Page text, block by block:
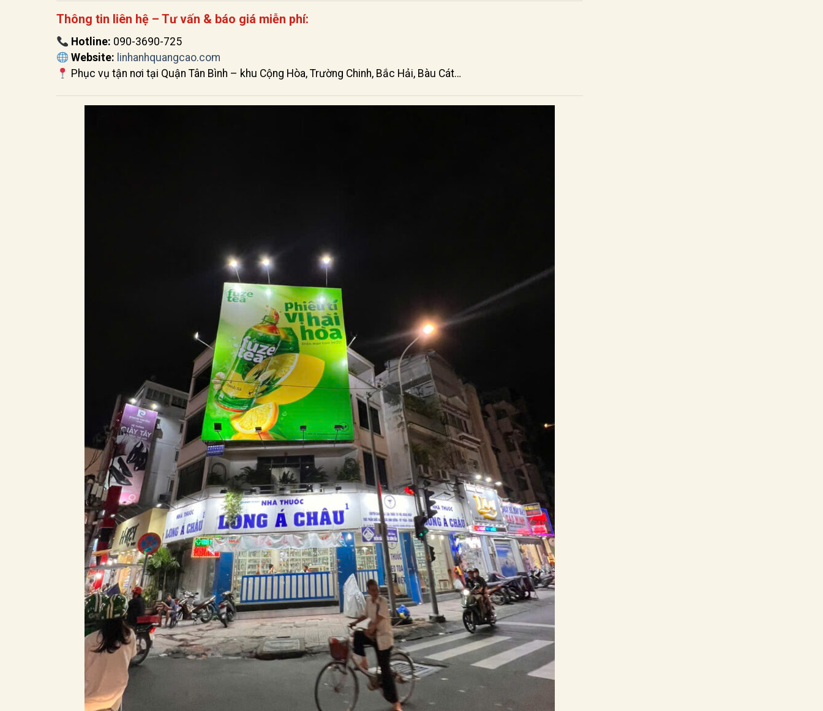
Thông tin liên hệ – Tư vấn & báo giá miễn phí:
Hotline: 090-3690-725
Website: linhanhquangcao.com
Phục vụ tận nơi tại Quận Tân Bình – khu Cộng Hòa, Trường Chinh, Bắc Hải, Bàu Cát…